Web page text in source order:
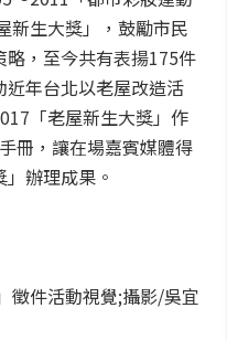
新生大獎」，鼓勵市民
，至今共有表揚175件
年台北以老屋改造活
「老屋新生大獎」作
冊，讓在場嘉賓媒體得
辦理成果。
徵件活動視覺;攝影/吳宜